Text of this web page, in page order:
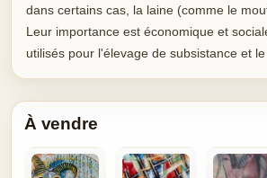
dans certains cas, la laine (comme le
Leur importance est économique et
utilisés pour l'élevage de subsistance et
À vendre